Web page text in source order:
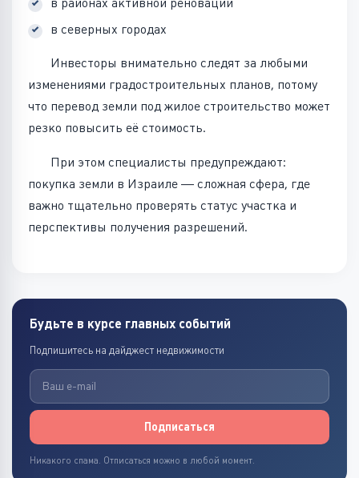
в северных городах
Инвесторы внимательно следят за любыми
изменениями градостроительных планов, потому
что перевод земли под жилое строительство может
резко повысить её стоимость.
При этом специалисты предупреждают:
покупка земли в Израиле — сложная сфера, где
важно тщательно проверять статус участка и
перспективы получения разрешений.
Будьте в курсе главных событий
Подпишитесь на дайджест недвижимости
Подписаться
Никакого спама. Отписаться можно в любой момент.